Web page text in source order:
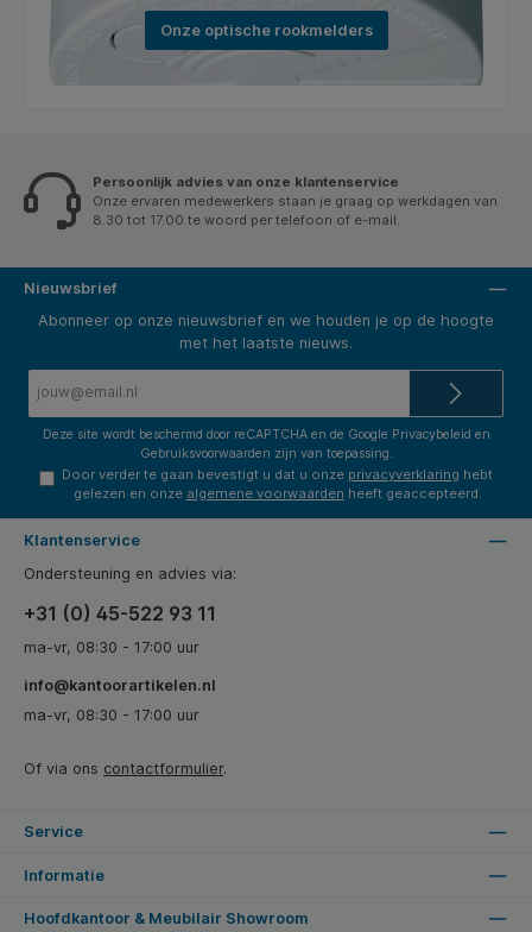
Onze optische rookmelders
Persoonlijk advies van onze klantenservice
Onze ervaren medewerkers staan je graag op werkdagen van
8.30 tot 17.00 te woord per telefoon of e-mail.
Nieuwsbrief
Abonneer op onze nieuwsbrief en we houden je op de hoogte
met het laatste nieuws.
Deze site wordt beschermd door reCAPTCHA en de Google Privacybeleid en
Gebruiksvoorwaarden zijn van toepassing.
Door verder te gaan bevestigt u dat u onze privacyverklaring hebt
gelezen en onze algemene voorwaarden heeft geaccepteerd.
Klantenservice
Ondersteuning en advies via:
+31 (0) 45-522 93 11
ma-vr, 08:30 - 17:00 uur
info@kantoorartikelen.nl
ma-vr, 08:30 - 17:00 uur
Of via ons contactformulier.
Service
Informatie
Hoofdkantoor & Meubilair Showroom